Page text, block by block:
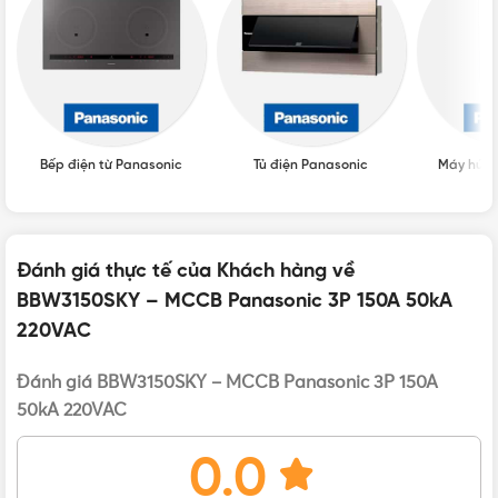
LOẠI CB Panasonic
Bản vẽ kích thước của MCCB Panasonic BBW3150SKY 3P
Đặc điểm nổi bật của cầu dao BBW3150SKY
nhẹ, diện tích tay gạt thích hợp, thuận tiện cho quá trình lắp
Bếp điện từ Panasonic Tủ điện Panasonic Máy hút
Đánh giá thực tế của Khách hàng về
BBW3150SKY – MCCB Panasonic 3P 150A 50kA
220VAC
Đánh giá BBW3150SKY – MCCB Panasonic 3P 150A
50kA 220VAC
0.0